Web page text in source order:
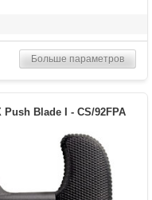
Больше параметров
Blade I - CS/92FPA